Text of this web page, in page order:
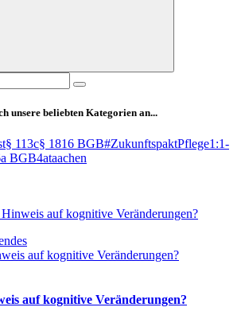
unsere beliebten Kategorien an...
§ 113c§ 1816 BGB#ZukunftspaktPflege1:1-
BGB4ataachen
auf kognitive Veränderungen?
auf kognitive Veränderungen?